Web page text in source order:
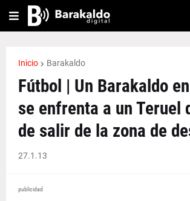
Inicio Barakaldo
Fútbol | Un Barakaldo
se enfrenta a un Teruel
de salir de la zona de
27.1.13
publicidad